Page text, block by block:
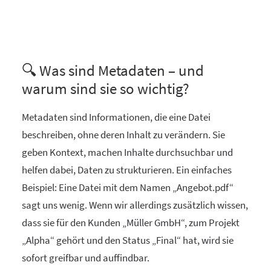
🔍 Was sind Metadaten – und
warum sind sie so wichtig?
Metadaten sind Informationen, die eine Datei
beschreiben, ohne deren Inhalt zu verändern. Sie
geben Kontext, machen Inhalte durchsuchbar und
helfen dabei, Daten zu strukturieren. Ein einfaches
Beispiel: Eine Datei mit dem Namen „Angebot.pdf“
sagt uns wenig. Wenn wir allerdings zusätzlich wissen,
dass sie für den Kunden „Müller GmbH“, zum Projekt
„Alpha“ gehört und den Status „Final“ hat, wird sie
sofort greifbar und auffindbar.